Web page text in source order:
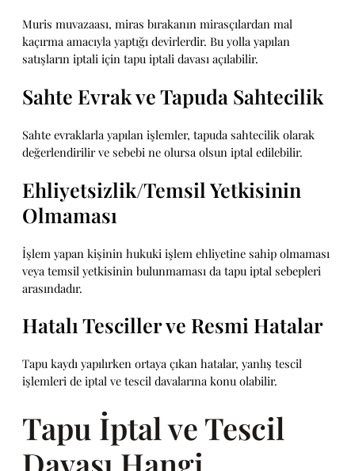
Muris muvazaası, miras bırakanın mirasçılardan mal
kaçırma amacıyla yaptığı devirlerdir. Bu yolla yapılan
satışların iptali için tapu iptali davası açılabilir.
Sahte Evrak ve Tapuda Sahtecilik
Sahte evraklarla yapılan işlemler, tapuda sahtecilik olarak
değerlendirilir ve sebebi ne olursa olsun iptal edilebilir.
Ehliyetsizlik/Temsil Yetkisinin
Olmaması
İşlem yapan kişinin hukuki işlem ehliyetine sahip olmaması
veya temsil yetkisinin bulunmaması da tapu iptal sebepleri
arasındadır.
Hatalı Tesciller ve Resmi Hatalar
Tapu kaydı yapılırken ortaya çıkan hatalar, yanlış tescil
işlemleri de iptal ve tescil davalarına konu olabilir.
Tapu İptal ve Tescil
Davası Hangi